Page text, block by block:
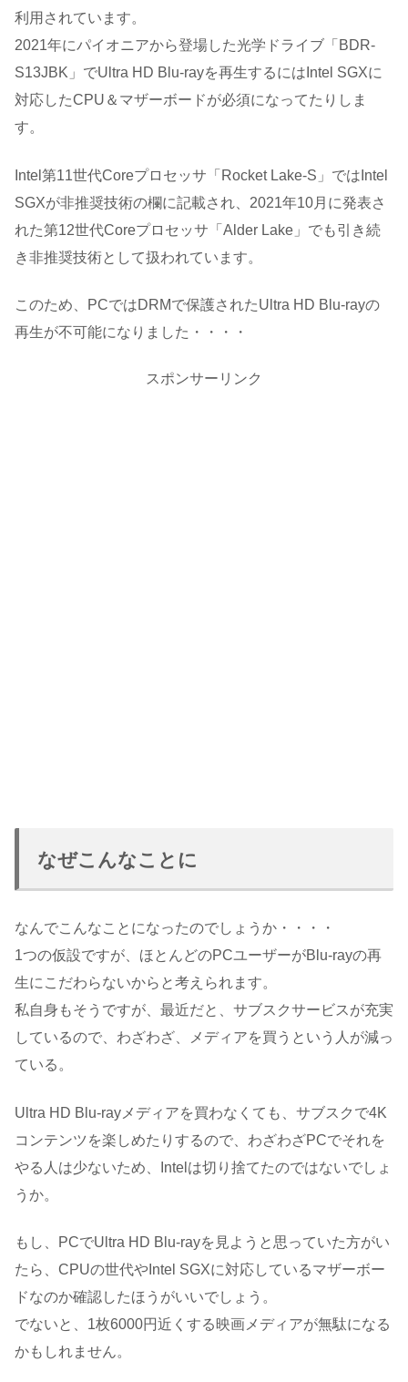
利用されています。
2021年にパイオニアから登場した光学ドライブ「BDR-
S13JBK」でUltra HD Blu-rayを再生するにはIntel SGXに
対応したCPU＆マザーボードが必須になってたりしま
す。
Intel第11世代Coreプロセッサ「Rocket Lake-S」ではIntel
SGXが非推奨技術の欄に記載され、2021年10月に発表さ
れた第12世代Coreプロセッサ「Alder Lake」でも引き続
き非推奨技術として扱われています。
このため、PCではDRMで保護されたUltra HD Blu-rayの
再生が不可能になりました・・・・
スポンサーリンク
なぜこんなことに
なんでこんなことになったのでしょうか・・・・
1つの仮設ですが、ほとんどのPCユーザーがBlu-rayの再
生にこだわらないからと考えられます。
私自身もそうですが、最近だと、サブスクサービスが充実
しているので、わざわざ、メディアを買うという人が減っ
ている。
Ultra HD Blu-rayメディアを買わなくても、サブスクで4K
コンテンツを楽しめたりするので、わざわざPCでそれを
やる人は少ないため、Intelは切り捨てたのではないでしょ
うか。
もし、PCでUltra HD Blu-rayを見ようと思っていた方がい
たら、CPUの世代やIntel SGXに対応しているマザーボー
ドなのか確認したほうがいいでしょう。
でないと、1枚6000円近くする映画メディアが無駄になる
かもしれません。